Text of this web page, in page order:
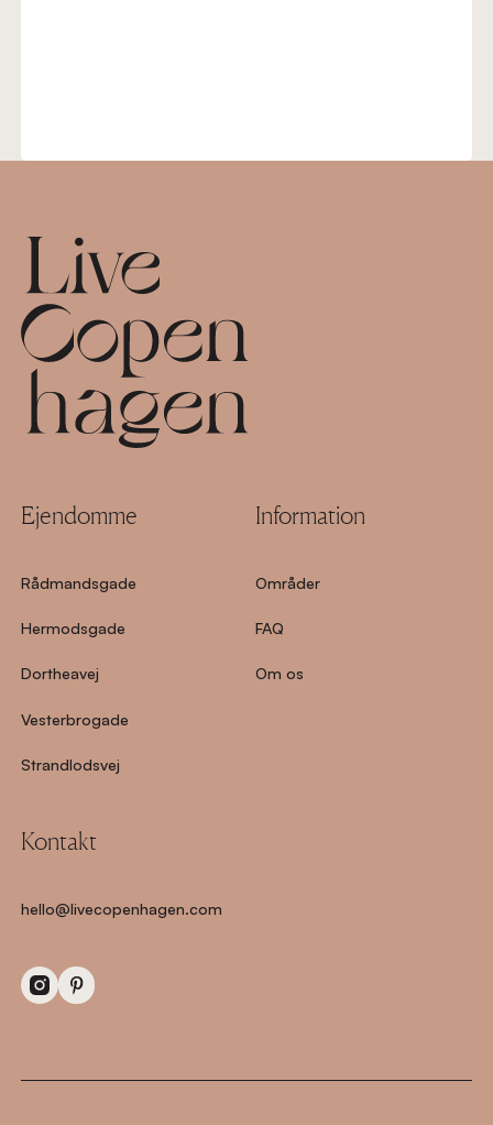
Ejendomme
Rådmandsgade
Hermodsgade
Dortheavej
Vesterbrogade
Strandlodsvej
Information
Områder
FAQ
Om os
Kontakt
hello@livecopenhagen.com